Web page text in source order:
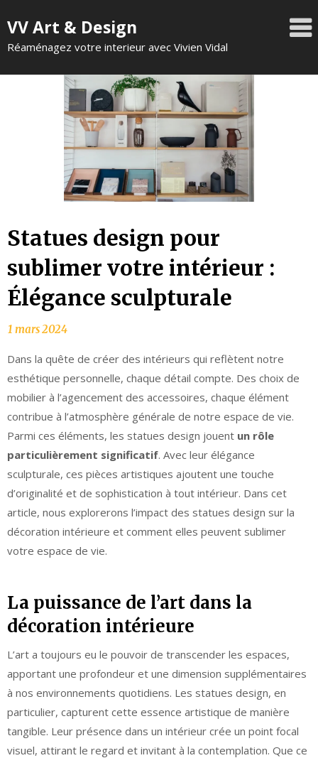
VV Art & Design
Réaménagez votre interieur avec Vivien Vidal
Statues design pour
sublimer votre intérieur :
Élégance sculpturale
Dans la quête de créer des intérieurs qui reflètent notre
esthétique personnelle, chaque détail compte. Des choix de
mobilier à l’agencement des accessoires, chaque élément
contribue à l’atmosphère générale de notre espace de vie.
Parmi ces éléments, les statues design jouent un rôle
particulièrement significatif. Avec leur élégance
sculpturale, ces pièces artistiques ajoutent une touche
d’originalité et de sophistication à tout intérieur. Dans cet
article, nous explorerons l’impact des statues design sur la
décoration intérieure et comment elles peuvent sublimer
votre espace de vie.
La puissance de l’art dans la
décoration intérieure
L’art a toujours eu le pouvoir de transcender les espaces,
apportant une profondeur et une dimension supplémentaires
à nos environnements quotidiens. Les statues design, en
particulier, capturent cette essence artistique de manière
tangible. Leur présence dans un intérieur crée un point focal
visuel, attirant le regard et invitant à la contemplation. Que ce